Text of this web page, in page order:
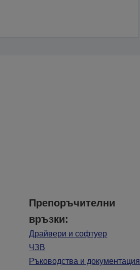
Препоръчителни
връзки:
Драйвери и софтуер
ЧЗВ
Ръководства и документация